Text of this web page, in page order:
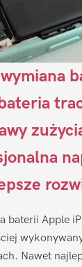
baterii Apple
Nawet